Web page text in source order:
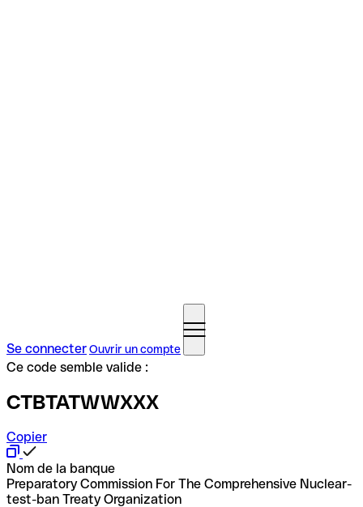
Se connecterOuvrir un compte
Ce code semble valide :
CTBTATWWXXX
Copier
Nom de la banque
Preparatory Commission For The Comprehensive Nuclear-
test-ban Treaty Organization